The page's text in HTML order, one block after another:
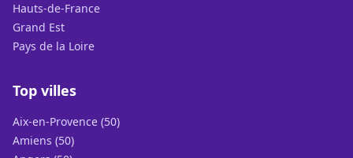
Hauts-de-France
Grand Est
Pays de la Loire
Top villes
Aix-en-Provence (50)
Amiens (50)